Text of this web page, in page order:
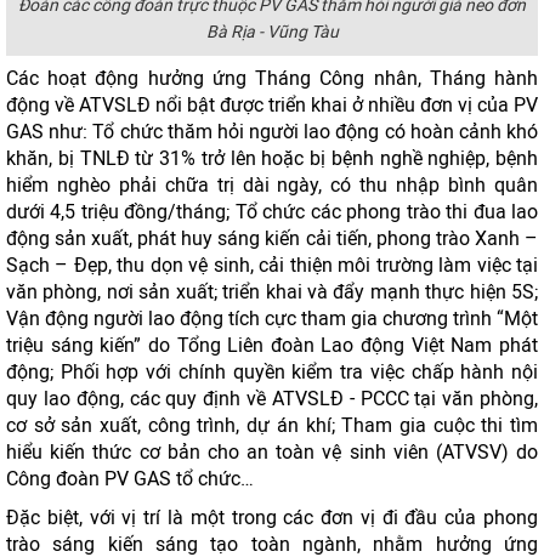
Đoàn các công đoàn trực thuộc PV GAS thăm hỏi người già neo đơn
Bà Rịa - Vũng Tàu
Các hoạt động hưởng ứng Tháng Công nhân, Tháng hành
động về ATVSLĐ nổi bật được triển khai ở nhiều đơn vị của PV
GAS như: Tổ chức thăm hỏi người lao động có hoàn cảnh khó
khăn, bị TNLĐ từ 31% trở lên hoặc bị bệnh nghề nghiệp, bệnh
hiểm nghèo phải chữa trị dài ngày, có thu nhập bình quân
dưới 4,5 triệu đồng/tháng; Tổ chức các phong trào thi đua lao
động sản xuất, phát huy sáng kiến cải tiến, phong trào Xanh –
Sạch – Đẹp, thu dọn vệ sinh, cải thiện môi trường làm việc tại
văn phòng, nơi sản xuất; triển khai và đẩy mạnh thực hiện 5S;
Vận động người lao động tích cực tham gia chương trình “Một
triệu sáng kiến” do Tổng Liên đoàn Lao động Việt Nam phát
động; Phối hợp với chính quyền kiểm tra việc chấp hành nội
quy lao động, các quy định về ATVSLĐ - PCCC tại văn phòng,
cơ sở sản xuất, công trình, dự án khí; Tham gia cuộc thi tìm
hiểu kiến thức cơ bản cho an toàn vệ sinh viên (ATVSV) do
Công đoàn PV GAS tổ chức…
Đặc biệt, với vị trí là một trong các đơn vị đi đầu của phong
trào sáng kiến sáng tạo toàn ngành, nhằm hưởng ứng